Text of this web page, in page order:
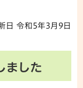
日 令和5年3月9日
ました